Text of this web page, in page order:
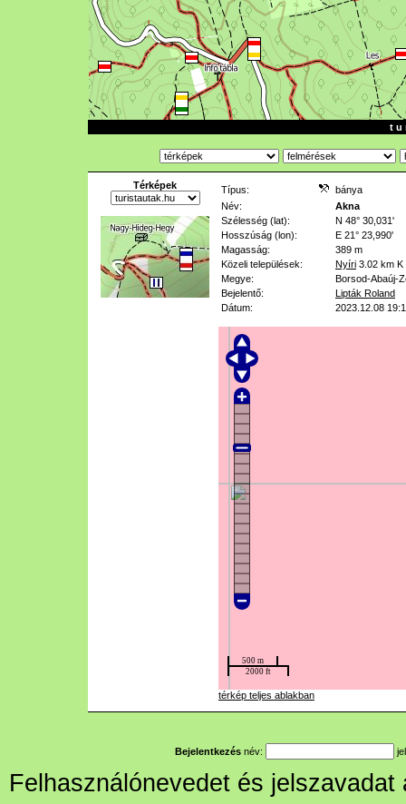
t u
Térképek Típus:
bánya
Név:
Akna
Szélesség (lat):
N 48° 30,031'
Hosszúság (lon):
E 21° 23,990'
Magasság:
389 m
Közeli települések:
Nyíri 3.02 km K
Megye:
Borsod-Abaúj-
Bejelentő:
Lipták Roland
Dátum:
2023.12.08
térkép teljes ablakban
Bejelentkezés név:
Felhasználónevedet és